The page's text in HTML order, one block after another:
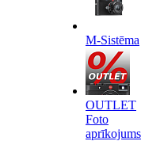
M-Sistēma
OUTLET
Foto
aprīkojums